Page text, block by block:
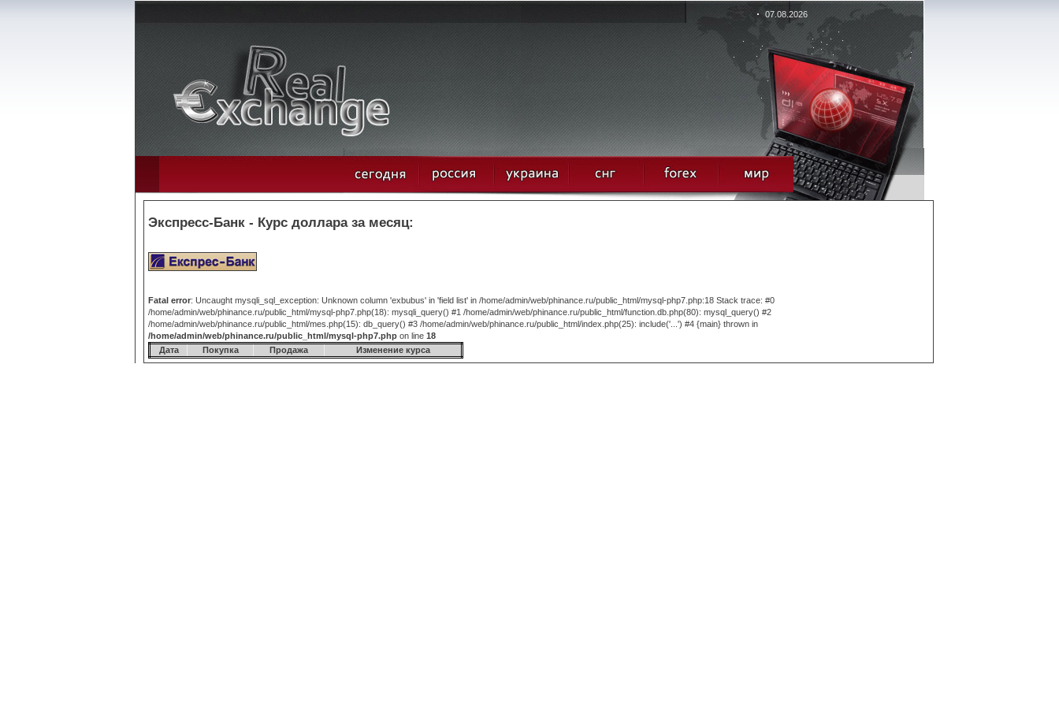
07.08.2026
Экспресс-Банк - Курс доллара за месяц:
Fatal error: Uncaught mysqli_sql_exception: Unknown column 'exbubus' in 'field list' in /home/admin/web/phinance.ru/public_html/mysql-php7.php:18 Stack trace: #0
/home/admin/web/phinance.ru/public_html/mysql-php7.php(18): mysqli_query() #1 /home/admin/web/phinance.ru/public_html/function.db.php(80): mysql_query() #2
/home/admin/web/phinance.ru/public_html/mes.php(15): db_query() #3 /home/admin/web/phinance.ru/public_html/index.php(25): include('...') #4 {main} thrown in
/home/admin/web/phinance.ru/public_html/mysql-php7.php on line 18
Дата
Покупка Продажа Изменение курса